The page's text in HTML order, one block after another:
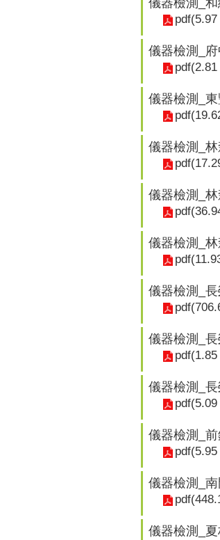
pdf(5.97
儀器檢測_
pdf(2.81
儀器檢測_
儀器檢測_
儀器檢測_
儀器檢測_
儀器檢測_
儀器檢測_
pdf(1.85
儀器檢測_
pdf(5.09
儀器檢測_
pdf(5.95
儀器檢測_
儀器檢測_